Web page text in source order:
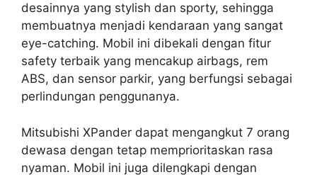
desainnya yang stylish dan sporty, sehingga
membuatnya menjadi kendaraan yang sangat
eye-catching. Mobil ini dibekali dengan fitur
safety terbaik yang mencakup airbags, rem
ABS, dan sensor parkir, yang berfungsi sebagai
perlindungan penggunanya.
Mitsubishi XPander dapat mengangkut 7 orang
dewasa dengan tetap memprioritaskan rasa
nyaman. Mobil ini juga dilengkapi dengan